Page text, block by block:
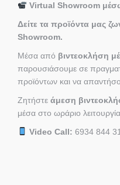
Virtual Showroom
Δείτε τα προϊόντα μας
Showroom.
Μέσα από βιντεοκλήση
παρουσιάσουμε σε
προϊόντων και να
Ζητήστε άμεση
μέσα στο ωράριο
Video Call: 6934 844